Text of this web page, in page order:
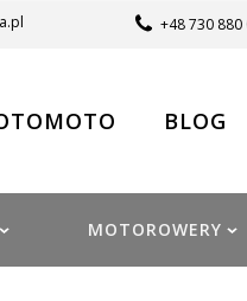
+48 730 880
BLOG
MOTOROWERY